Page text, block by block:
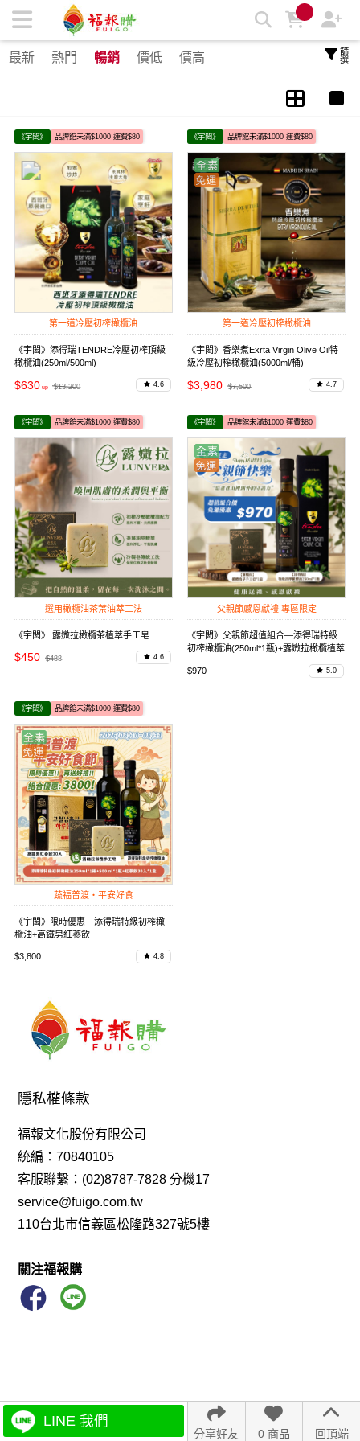
宇閎 西班牙-冷壓初榨橄欖油 | 福報購蔬食購物商城
最新 熱門 暢銷 價低 價高 篩選
《宇閎》 品牌館未滿$1000 運費$80
第一道冷壓初榨橄欖油
《宇閎》添得瑞TENDRE冷壓初榨頂級
橄欖油(250ml/500ml)
$630 $13,200 4.6
《宇閎》 品牌館未滿$1000 運費$80
第一道冷壓初榨橄欖油
《宇閎》香樂煮Exrta Virgin Olive Oil特
級冷壓初榨橄欖油(5000ml/桶)
$3,980 $7,500 4.7
《宇閎》 品牌館未滿$1000 運費$80
選用橄欖油茶葉油萃工法
《宇閎》 露媺拉橄欖茶植萃手工皂
$450 $488 4.6
《宇閎》 品牌館未滿$1000 運費$80
父親節感恩獻禮 專區限定
《宇閎》父親節超值組合—添得瑞特級
初榨橄欖油(250ml*1瓶)+露媺拉橄欖植萃
$970
5.0
《宇閎》 品牌館未滿$1000 運費$80
蔬福普渡・平安好食
《宇閎》限時優惠—添得瑞特級初榨橄
欖油+高鐵男紅蔘飲
$3,800 4.8
隱私權條款
福報文化股份有限公司
統編：70840105
客服聯繫：(02)8787-7828 分機17
service@fuigo.com.tw
110台北市信義區松隆路327號5樓
關注福報購
LINE 我們
回頂端
0 商品
分享好友